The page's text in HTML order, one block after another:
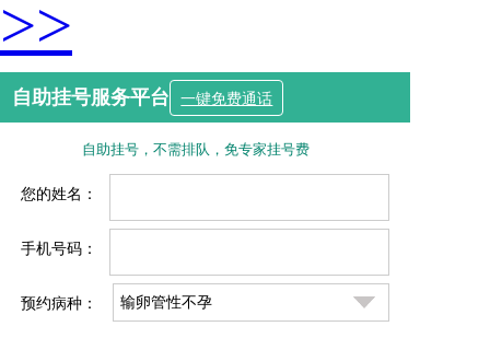
>>
自助挂号服务平台 一键免费通话
自助挂号，不需排队，免专家挂号费
您的姓名：
手机号码：
预约病种：